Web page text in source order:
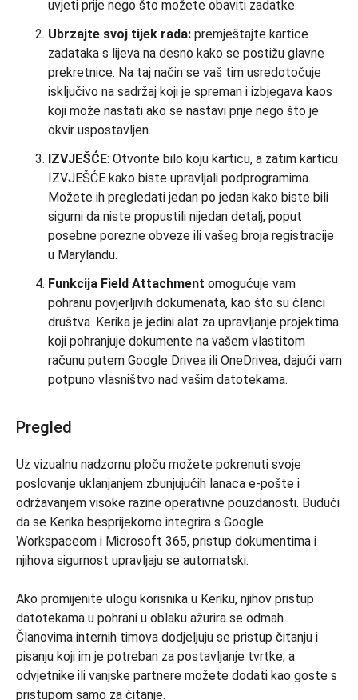
uvjeti prije nego što možete obaviti zadatke.
Ubrzajte svoj tijek rada: premještajte kartice
zadataka s lijeva na desno kako se postižu glavne
prekretnice. Na taj način se vaš tim usredotočuje
isključivo na sadržaj koji je spreman i izbjegava kaos
koji može nastati ako se nastavi prije nego što je
okvir uspostavljen.
IZVJEŠĆE: Otvorite bilo koju karticu, a zatim karticu
IZVJEŠĆE kako biste upravljali podprogramima.
Možete ih pregledati jedan po jedan kako biste bili
sigurni da niste propustili nijedan detalj, poput
posebne porezne obveze ili vašeg broja registracije
u Marylandu.
Funkcija Field Attachment omogućuje vam
pohranu povjerljivih dokumenata, kao što su članci
društva. Kerika je jedini alat za upravljanje projektima
koji pohranjuje dokumente na vašem vlastitom
računu putem Google Drivea ili OneDrivea, dajući vam
potpuno vlasništvo nad vašim datotekama.
Pregled
Uz vizualnu nadzornu ploču možete pokrenuti svoje
poslovanje uklanjanjem zbunjujućih lanaca e-pošte i
održavanjem visoke razine operativne pouzdanosti. Budući
da se Kerika besprijekorno integrira s Google
Workspaceom i Microsoft 365, pristup dokumentima i
njihova sigurnost upravljaju se automatski.
Ako promijenite ulogu korisnika u Keriku, njihov pristup
datotekama u pohrani u oblaku ažurira se odmah.
Članovima internih timova dodjeljuju se pristup čitanju i
pisanju koji im je potreban za postavljanje tvrtke, a
odvjetnike ili vanjske partnere možete dodati kao goste s
pristupom samo za čitanje.